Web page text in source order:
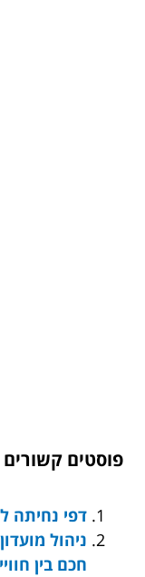
פוסטים
דפי נחיתה
ניהול
חכם בין